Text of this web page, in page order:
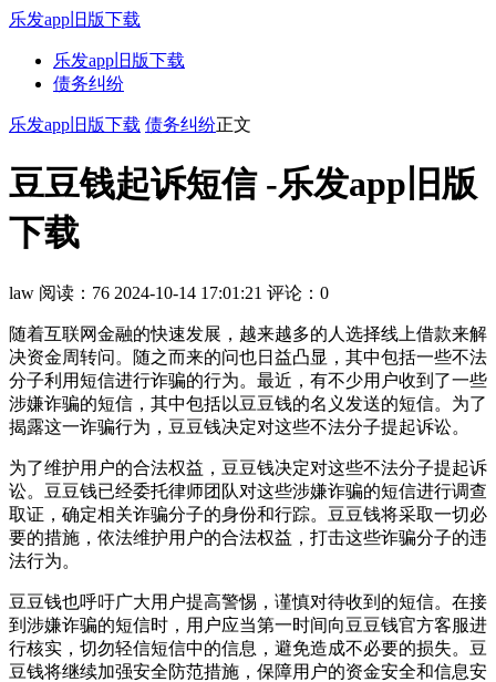
乐发app旧版下载
乐发app旧版下载
债务纠纷
乐发app旧版下载 债务纠纷正文
豆豆钱起诉短信 -乐发app旧版
下载
law 阅读：76 2024-10-14 17:01:21 评论：0
随着互联网金融的快速发展，越来越多的人选择线上借款来解
决资金周转问。随之而来的问也日益凸显，其中包括一些不法
分子利用短信进行诈骗的行为。最近，有不少用户收到了一些
涉嫌诈骗的短信，其中包括以豆豆钱的名义发送的短信。为了
揭露这一诈骗行为，豆豆钱决定对这些不法分子提起诉讼。
为了维护用户的合法权益，豆豆钱决定对这些不法分子提起诉
讼。豆豆钱已经委托律师团队对这些涉嫌诈骗的短信进行调查
取证，确定相关诈骗分子的身份和行踪。豆豆钱将采取一切必
要的措施，依法维护用户的合法权益，打击这些诈骗分子的违
法行为。
豆豆钱也呼吁广大用户提高警惕，谨慎对待收到的短信。在接
到涉嫌诈骗的短信时，用户应当第一时间向豆豆钱官方客服进
行核实，切勿轻信短信中的信息，避免造成不必要的损失。豆
豆钱将继续加强安全防范措施，保障用户的资金安全和信息安